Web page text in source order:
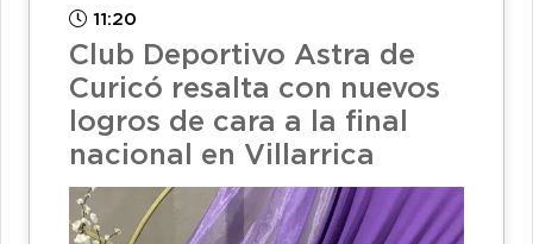
11:20
Club Deportivo Astra de
Curicó resalta con nuevos
logros de cara a la final
nacional en Villarrica